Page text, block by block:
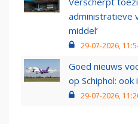
administratieve
middel’
29-07-2026,
Goed nieuws
op Schiphol:
29-07-2026,